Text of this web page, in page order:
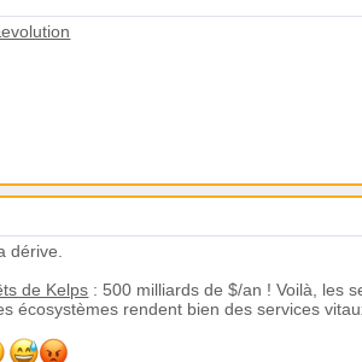
dérive.
de Kelps : 500 milliards de $/an ! Voilà, les
écosystèmes rendent bien des services